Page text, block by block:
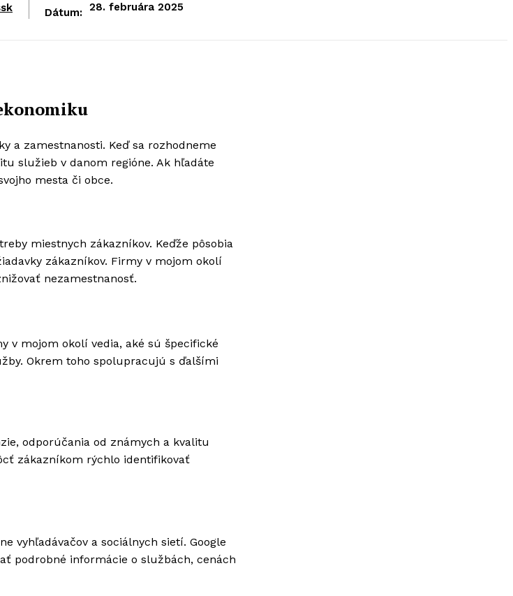
Dátum: 28. februára 2025
a zamestnanosti. Keď sa rozhodneme
služieb v danom regióne. Ak hľadáte
mesta či obce.
miestnych zákazníkov. Keďže pôsobia
zákazníkov. Firmy v mojom okolí
nezamestnanosť.
v mojom okolí vedia, aké sú špecifické
Okrem toho spolupracujú s ďalšími
odporúčania od známych a kvalitu
zákazníkom rýchlo identifikovať
vyhľadávačov a sociálnych sietí. Google
podrobné informácie o službách, cenách